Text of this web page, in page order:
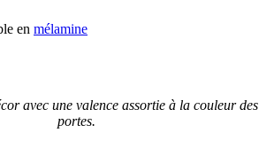
en mélamine
avec une valence assortie à la couleur des
portes.